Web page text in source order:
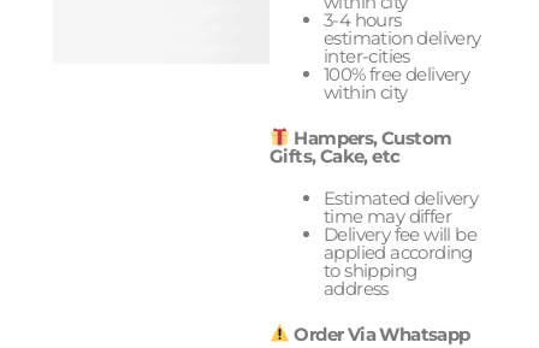
3-4 hours
estimation delivery
inter-cities
100% free delivery
within city
Hampers, Custom
Gifts, Cake, etc
Estimated delivery
time may differ
Delivery fee will be
applied according
to shipping
address
Order Via Whatsapp